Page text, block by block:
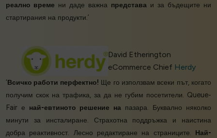
реално време ни даде важна представа и за бъдещите ни
стартирания на продукти.’
David Etherington
eCommerce Chief Herdy
‘Всичко работи перфектно! Ще го използвам всеки път, когато
получим скок на трафика, за да не губим посетители. Queue-
Fair е най-евтиното решение напазара. Буквално няколко
минути за инсталиране. Страхотна поддръжка и наистина
добра реактивност. Лесно редактиране на страниците. Най-